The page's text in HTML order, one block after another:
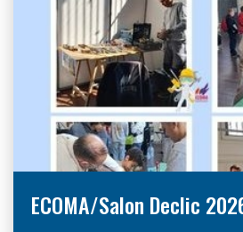
ECOMA/Salon Declic